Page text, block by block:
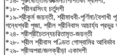
*১৮- শ্রীনরসিংহ চর্তুদশী
*১৯-শ্রীকুর্ম জয়ন্তী, শ্রীমাধবী-পূর্ণিমা/বৈশাখী
গন্ধেশ্বরী পূজা, শ্রীল শ্রীনিবাস আচার্য্য প্রভুর
*২৪- শ্রীশ্রীচৈতন্যচরিতামৃত-জয়ন্তী
*২৮- শ্রীল শ্রীবাস পণ্ডিত গোস্বামির আবির্ভাব
*২৯- শ্রীঅপরা/জলক্রীড়া একাদশী